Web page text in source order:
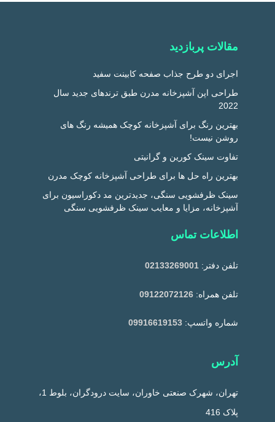
مقالات پربازدید
اجرای دو طرح جذاب صفحه کابینت سفید
طراحی اپن آشپزخانه مدرن طبق ترندهای جدید سال
2022
بهترین رنگ برای آشپزخانه کوچک همیشه رنگ های
روشن نیست!
تفاوت سینک کورین و گرانیتی
بهترین راه حل ها برای طراحی آشپزخانه کوچک مدرن
سینک ظرفشویی سنگی، جدیدترین مد دکوراسیون برای
آشپزخانه، مزایا و معایب سینک ظرفشویی سنگی
اطلاعات تماس
تلفن دفتر: 02133269001
تلفن همراه: 09122072126
شماره واتسپ: 09916619153
آدرس
تهران، شهرک صنعتی خاوران، سایت درودگران، بلوط 1،
پلاک 416